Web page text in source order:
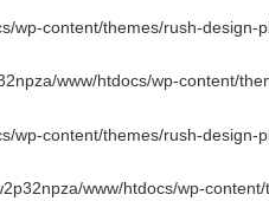
wp-content/themes/rush-design-
www/htdocs/wp-content/
wp-content/themes/rush-design-
www/htdocs/wp-